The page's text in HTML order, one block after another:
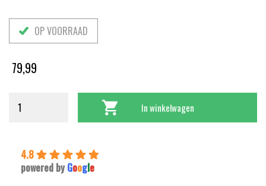
OP VOORRAAD
79,99
In winkelwagen
4.8
powered by Google